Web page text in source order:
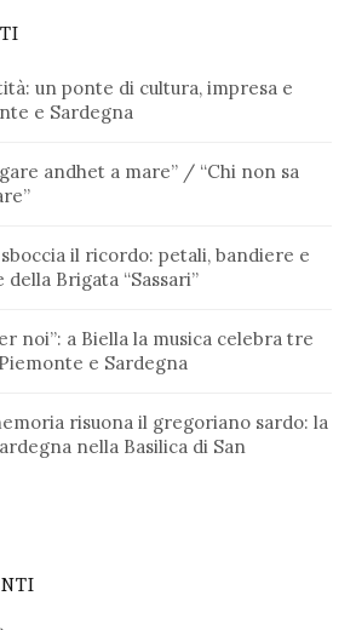
un ponte di cultura, impresa e
e Sardegna
andhet a mare” / “Chi non sa
il ricordo: petali, bandiere e
Brigata “Sassari”
noi”: a Biella la musica celebra tre
e Sardegna
risuona il gregoriano sardo: la
nella Basilica di San